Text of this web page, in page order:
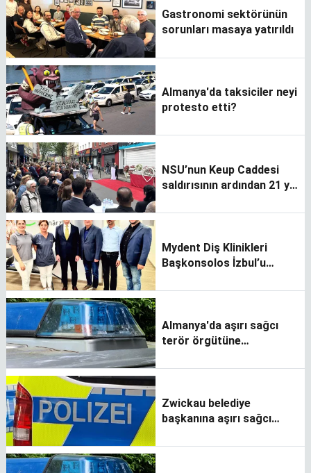
Gastronomi sektörünün
sorunları masaya yatırıldı
Almanya'da taksiciler neyi
protesto etti?
NSU’nun Keup Caddesi
saldırısının ardından 21 yıl
Mydent Diş Klinikleri
Başkonsolos İzbul’u
Almanya'da aşırı sağcı
terör örgütüne
Zwickau belediye
başkanına aşırı sağcı